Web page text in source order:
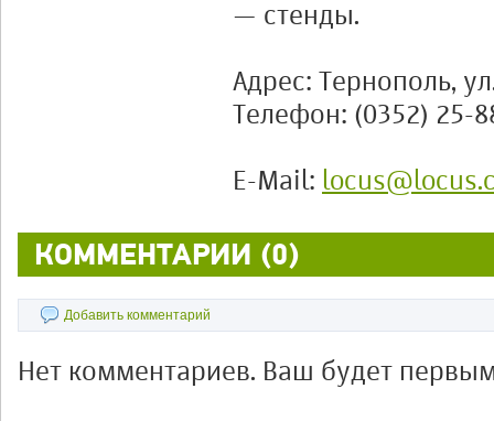
— стенды.
Адрес: Тернополь,
Телефон: (0352) 25-
E-Mail:
КОММЕНТАРИИ (0)
Добавить комментарий
Нет комментариев. Ваш будет